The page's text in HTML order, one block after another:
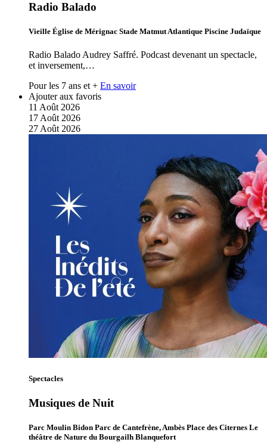
Radio Balado
Vieille Église de Mérignac Stade Matmut Atlantique Piscine Judaïque
Radio Balado Audrey Saffré. Podcast devenant un spectacle,
et inversement,…
Pour les 7 ans et + En savoir
Ajouter aux favoris
11 Août 2026
17 Août 2026
27 Août 2026
Spectacles
Musiques de Nuit
Parc Moulin Bidon Parc de Cantefrène, Ambès Place des Citernes Le
théâtre de Nature du Bourgailh Blanquefort